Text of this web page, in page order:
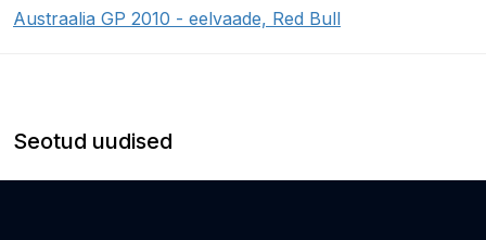
Austraalia GP 2010 - eelvaade, Red Bull
Seotud uudised